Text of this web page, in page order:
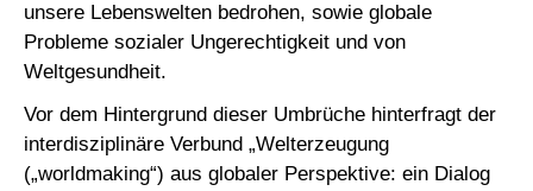
unsere Lebenswelten bedrohen, sowie globale
Probleme sozialer Ungerechtigkeit und von
Weltgesundheit.
Vor dem Hintergrund dieser Umbrüche hinterfragt der
interdisziplinäre Verbund „Welterzeugung
(„worldmaking“) aus globaler Perspektive: ein Dialog